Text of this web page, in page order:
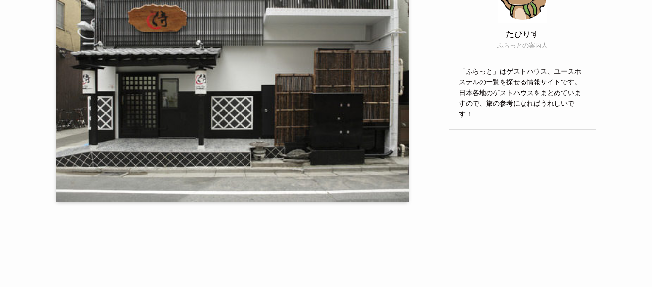
たびりす
ふらっとの案内人
「ふらっと」はゲストハウス、ユースホ
ステルの一覧を探せる情報サイトです。
日本各地のゲストハウスをまとめていま
すので、旅の参考になればうれしいで
す！